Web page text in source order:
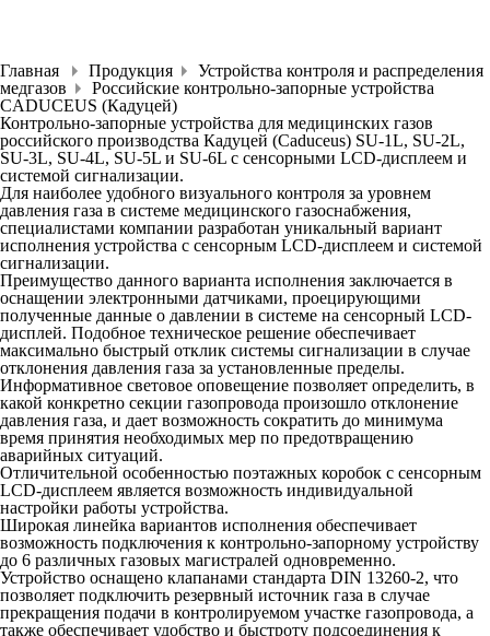
Главная Продукция
Устройства контроля и распределения
медгазов
Российские контрольно-запорные устройства
CADUCEUS (Кадуцей)
Контрольно-запорные устройства для медицинских газов
российского производства Кадуцей (Caduceus) SU-1L, SU-2L,
SU-3L, SU-4L, SU-5L и SU-6L с сенсорными LCD-дисплеем и
системой сигнализации.
Для наиболее удобного визуального контроля за уровнем
давления газа в системе медицинского газоснабжения,
специалистами компании разработан уникальный вариант
исполнения устройства с сенсорным LCD-дисплеем и системой
сигнализации.
Преимущество данного варианта исполнения заключается в
оснащении электронными датчиками, проецирующими
полученные данные о давлении в системе на сенсорный LCD-
дисплей. Подобное техническое решение обеспечивает
максимально быстрый отклик системы сигнализации в случае
отклонения давления газа за установленные пределы.
Информативное световое оповещение позволяет определить, в
какой конкретно секции газопровода произошло отклонение
давления газа, и дает возможность сократить до минимума
время принятия необходимых мер по предотвращению
аварийных ситуаций.
Отличительной особенностью поэтажных коробок с сенсорным
LCD-дисплеем является возможность индивидуальной
настройки работы устройства.
Широкая линейка вариантов исполнения обеспечивает
возможность подключения к контрольно-запорному устройству
до 6 различных газовых магистралей одновременно.
Устройство оснащено клапанами стандарта DIN 13260-2, что
позволяет подключить резервный источник газа в случае
прекращения подачи в контролируемом участке газопровода, а
также обеспечивает удобство и быстроту подсоединения к